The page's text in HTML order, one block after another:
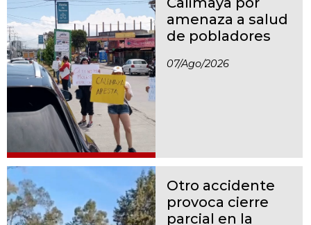
amenaza a salud
de pobladores
07/ago/2026
Otro accidente
provoca cierre
parcial en la